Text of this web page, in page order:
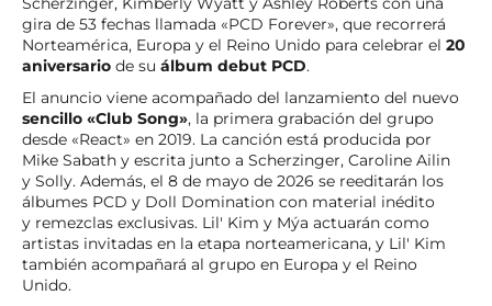
gira de 53 fechas llamada «PCD Forever», que recorrerá
Norteamérica, Europa y el Reino Unido para celebrar el 20
aniversario de su álbum debut PCD.
El anuncio viene acompañado del lanzamiento del nuevo
sencillo «Club Song», la primera grabación del grupo
desde «React» en 2019. La canción está producida por
Mike Sabath y escrita junto a Scherzinger, Caroline Ailin
y Solly. Además, el 8 de mayo de 2026 se reeditarán los
álbumes PCD y Doll Domination con material inédito
y remezclas exclusivas. Lil' Kim y Mýa actuarán como
artistas invitadas en la etapa norteamericana, y Lil' Kim
también acompañará al grupo en Europa y el Reino
Unido.